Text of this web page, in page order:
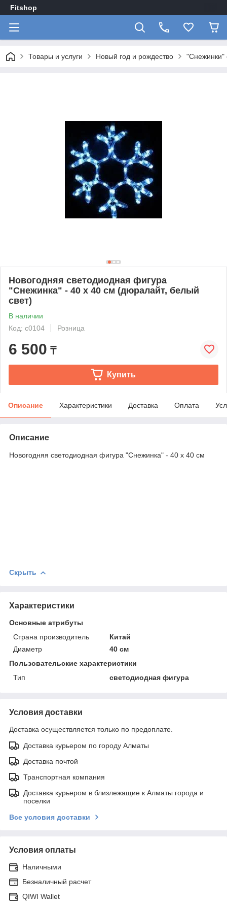
Fitshop
Товары и услуги Новый год и рождество "Снежинки"
Новогодняя светодиодная фигура
"Снежинка" - 40 х 40 см (дюралайт, белый
свет)
В наличии
Код: с0104
Розница
6 500 ₸
Купить
Описание Характеристики Доставка Оплата
Описание
Новогодняя светодиодная фигура "Снежинка" - 40 х 40 см
Скрыть
Характеристики
Основные атрибуты
Страна производитель
Китай
Диаметр
40 см
Пользовательские характеристики
Тип
светодиодная фигура
Условия доставки
Доставка осуществляется только по предоплате.
Доставка курьером по городу Алматы
Доставка почтой
Транспортная компания
Доставка курьером в близлежащие к Алматы города и
поселки
Все условия доставки
Условия оплаты
Наличными
Безналичный расчет
QIWI Wallet